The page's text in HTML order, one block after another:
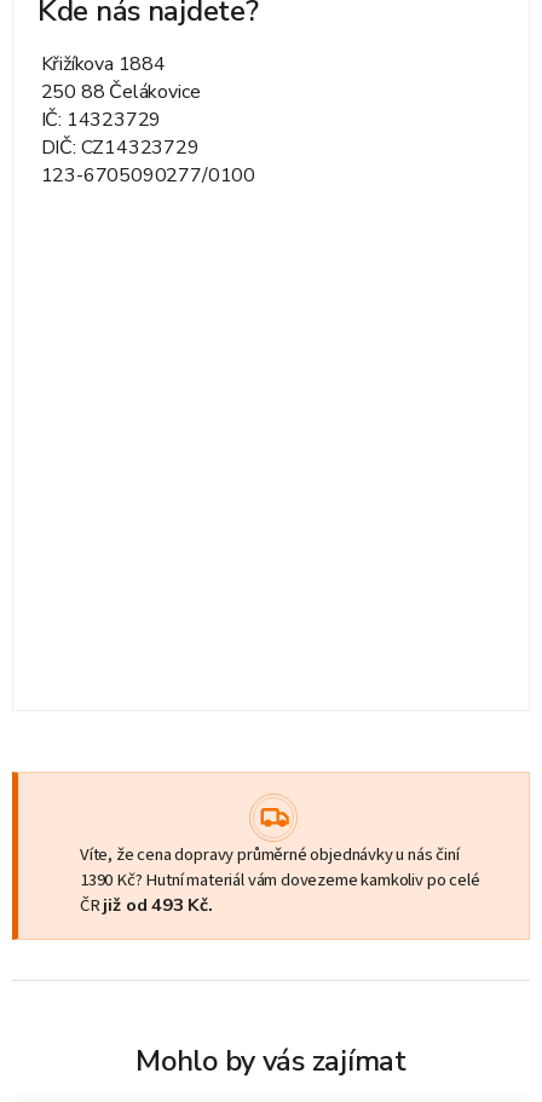
Kde nás najdete?
Křižíkova 1884
250 88 Čelákovice
IČ: 14323729
DIČ: CZ14323729
123-6705090277/0100
Víte, že cena dopravy průměrné objednávky u nás činí
1390 Kč? Hutní materiál vám dovezeme kamkoliv po celé
ČR již od 493 Kč.
Mohlo by vás zajímat